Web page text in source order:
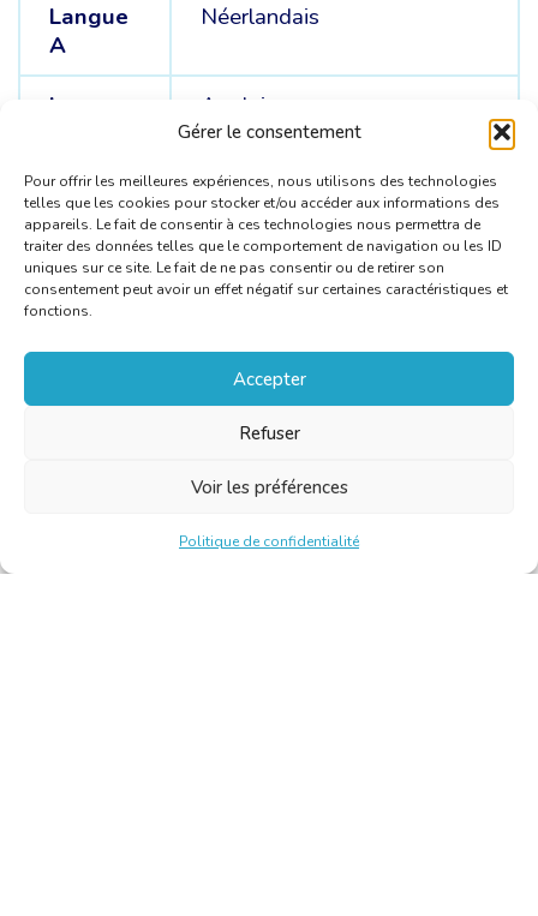
Gérer le consentement
Pour offrir les meilleures expériences, nous utilisons des technologies
telles que les cookies pour stocker et/ou accéder aux informations des
appareils. Le fait de consentir à ces technologies nous permettra de
traiter des données telles que le comportement de navigation ou les ID
uniques sur ce site. Le fait de ne pas consentir ou de retirer son
consentement peut avoir un effet négatif sur certaines caractéristiques et
fonctions.
Accepter
Refuser
Voir les préférences
Politique de confidentialité
Langue
A
Néerlandais
Langues
Anglais